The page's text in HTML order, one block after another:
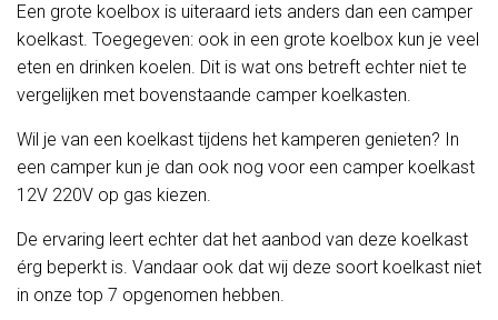
Een grote koelbox is uiteraard iets anders dan een camper
koelkast. Toegegeven: ook in een grote koelbox kun je veel
eten en drinken koelen. Dit is wat ons betreft echter niet te
vergelijken met bovenstaande camper koelkasten.
Wil je van een koelkast tijdens het kamperen genieten? In
een camper kun je dan ook nog voor een camper koelkast
12V 220V op gas kiezen.
De ervaring leert echter dat het aanbod van deze koelkast
érg beperkt is. Vandaar ook dat wij deze soort koelkast niet
in onze top 7 opgenomen hebben.